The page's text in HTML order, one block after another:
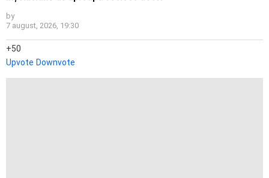
by
7 august, 2026, 19:30
50
Upvote Downvote